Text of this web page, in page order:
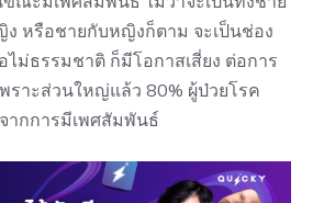
หรือชายกับหญิงก็ตาม จะเป็นช่อง
ม่ธรรมชาติ ก็มีโอกาสเสี่ยง ต่อการ
ราะส่วนใหญ่แล้ว 80% ผู้ป่วยโรค
ากการมีเพศสัมพันธ์